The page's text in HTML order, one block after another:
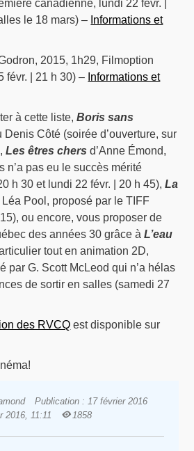
canadienne, lundi 22 févr. |
le 18 mars) – Informations et
2015, 1h29, Filmoption
févr. | 21 h 30) – Informations et
à cette liste,Boris sans
Denis Côté (soirée d’ouverture, sur
Les êtres chers d’Anne Émond,
n’a pas eu le succès mérité
h 30 et lundi 22 févr. | 20 h 45),La
Pool, proposé par le TIFF
ou encore, vous proposer de
des années 30 grâce àL’eau
tout en animation 2D,
par G. Scott McLeod qui n’a hélas
de sortir en salles (samedi 27
des RVCQ est disponible sur
Publication : 17 février 2016
2016, 11:11
1858